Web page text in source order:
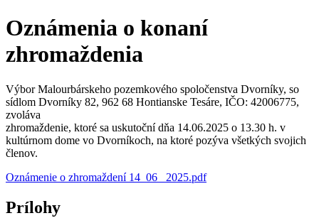
Oznámenia o konaní
zhromaždenia
Výbor Malourbárskeho pozemkového spoločenstva Dvorníky, so
sídlom Dvorníky 82, 962 68 Hontianske Tesáre, IČO: 42006775,
zvoláva
zhromaždenie, ktoré sa uskutoční dňa 14.06.2025 o 13.30 h. v
kultúrnom dome vo Dvorníkoch, na ktoré pozýva všetkých svojich
členov.
Oznámenie o zhromaždení 14_06_ 2025.pdf
Prílohy